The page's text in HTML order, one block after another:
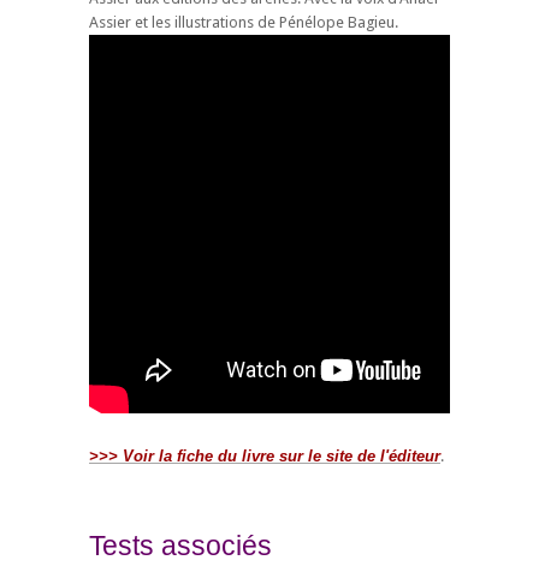
Assier et les illustrations de Pénélope Bagieu.
>>> Voir la fiche du livre sur le site de l'éditeur.
Tests associés